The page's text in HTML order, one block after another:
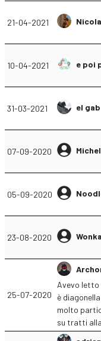
21-04-2021
10-04-2021 e poi
31-03-2021 el gab
07-09-2020
05-09-2020
23-08-2020 Wonka
25-07-2020
Avevo letto
è
molto
su tratti alla